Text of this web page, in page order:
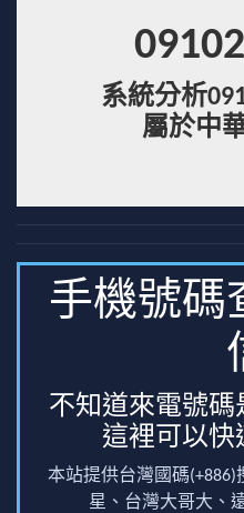
系統分析
屬於中
手機號碼
不知道來電號碼
這裡可以快
本站提供台灣國碼
星、台灣大哥大、